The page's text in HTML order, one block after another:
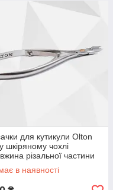
для кутикули Olton
шкіряному чохлі
різальної частини
в наявності